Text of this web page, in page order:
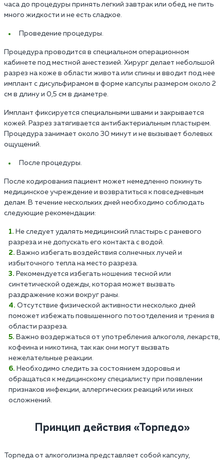
часа до процедуры принять легкий завтрак или обед, не пить
много жидкости и не есть сладкое.
Проведение процедуры.
Процедура проводится в специальном операционном
кабинете под местной анестезией. Хирург делает небольшой
разрез на коже в области живота или спины и вводит под нее
имплант с дисульфирамом в форме капсулы размером около 2
см в длину и 0,5 см в диаметре.
Имплант фиксируется специальными швами и закрывается
кожей. Разрез затягивается антибактериальным пластырем.
Процедура занимает около 30 минут и не вызывает болевых
ощущений.
После процедуры.
После кодирования пациент может немедленно покинуть
медицинское учреждение и возвратиться к повседневным
делам. В течение нескольких дней необходимо соблюдать
следующие рекомендации:
Не следует удалять медицинский пластырь с раневого
разреза и не допускать его контакта с водой.
Важно избегать воздействия солнечных лучей и
избыточного тепла на место разреза.
Рекомендуется избегать ношения тесной или
синтетической одежды, которая может вызвать
раздражение кожи вокруг раны.
Отсутствие физической активности несколько дней
поможет избежать повышенного потоотделения и трения в
области разреза.
Важно воздержаться от употребления алкоголя, лекарств,
кофеина и никотина, так как они могут вызвать
нежелательные реакции.
Необходимо следить за состоянием здоровья и
обращаться к медицинскому специалисту при появлении
признаков инфекции, аллергических реакций или иных
осложнений.
Принцип действия «Торпедо»
Торпеда от алкоголизма представляет собой капсулу,